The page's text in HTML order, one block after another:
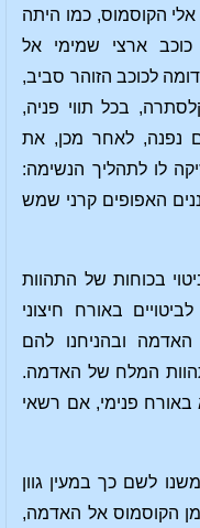
הקוסמוס, כמו היתה
ארצי שמימי אל
לכוכב הזוהר סביב,
בכל תווי פניה,
נפנה, לאחר מכן, את
לו לתהליך הנשימה:
האפופים קרני שמש
בכוחות של התהוות
באורח חיצוני
ובהניחנו להם
המלח של האדמה.
באורח פנימי, אם רשאי
לשם כך במעין גוון
הקוסמוס אל האדמה,